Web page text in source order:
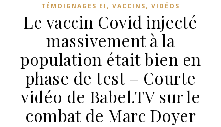
TÉMOIGNAGES EI , VACCINS, VIDÉOS
Le vaccin Covid injecté
massivement à la
population était bien en
phase de test – Courte
vidéo de Babel.TV sur le
combat de Marc Doyer